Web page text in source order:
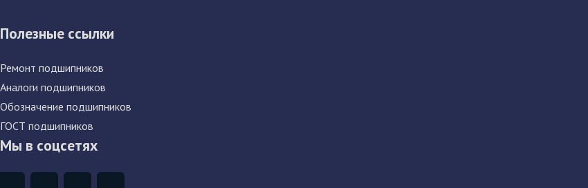
Полезные ссылки
Ремонт подшипников
Аналоги подшипников
Обозначение подшипников
ГОСТ подшипников
Мы в соцсетях